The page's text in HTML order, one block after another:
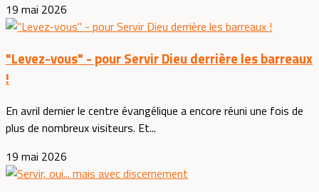
19 mai 2026
"Levez-vous" - pour Servir Dieu derrière les barreaux
!
En avril dernier le centre évangélique a encore réuni une fois de
plus de nombreux visiteurs. Et...
19 mai 2026